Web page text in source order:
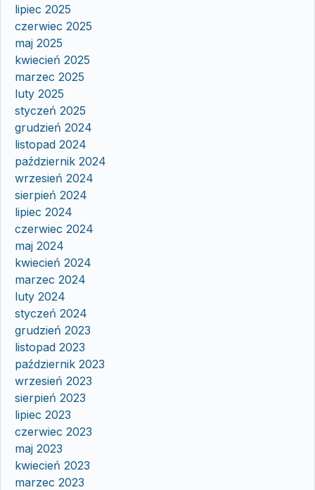
lipiec 2025
czerwiec 2025
maj 2025
kwiecień 2025
marzec 2025
luty 2025
styczeń 2025
grudzień 2024
listopad 2024
październik 2024
wrzesień 2024
sierpień 2024
lipiec 2024
czerwiec 2024
maj 2024
kwiecień 2024
marzec 2024
luty 2024
styczeń 2024
grudzień 2023
listopad 2023
październik 2023
wrzesień 2023
sierpień 2023
lipiec 2023
czerwiec 2023
maj 2023
kwiecień 2023
marzec 2023